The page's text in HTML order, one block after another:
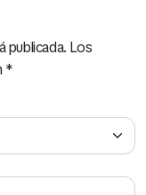
publicada. Los
*